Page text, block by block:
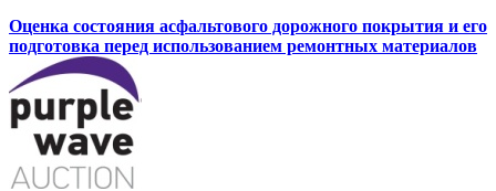
Оценка состояния асфальтового дорожного покрытия и его
подготовка перед использованием ремонтных материалов